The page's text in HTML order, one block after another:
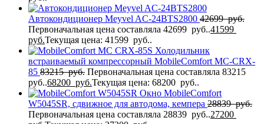
Автокондиционер Meyvel AC-24BTS2800 42699руб.
Первоначальная цена составляла 42699 руб..41599
руб.Текущая цена: 41599 руб..
Холодильник
встраиваемый компрессорный MobileComfort MC-CRX-
85 83215руб. Первоначальная цена составляла 83215
руб..68200 руб.Текущая цена: 68200 руб..
Окно MobileComfort
W5045SR, сдвижное для автодома, кемпера 28839руб.
Первоначальная цена составляла 28839 руб..27200